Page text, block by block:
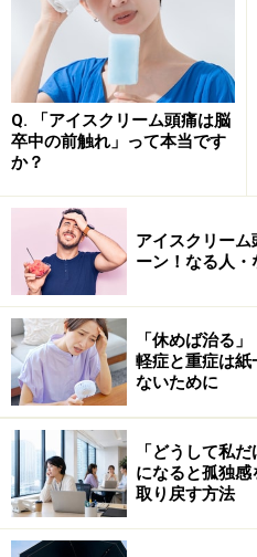
実は朝の時間帯にカフェイ
ゾールの働きに悪影響を及
問題点は大きく以下の2つに
1つ目は、カフェインがコ
しまい、それを補うために
するようになるということ。
2つ目は、朝にコーヒーを飲
性があがり、慢性的に欲す
ものです。
さらに、朝コーヒーを飲む
なってしまう、ということ
コーヒーを飲むべき
ン摂取に最適な時間帯
Q. 「アイスクリーム頭痛は脳
卒中の前触れ」って本当です
か？
アイスクリー
ーン！なる人
「休めば治る
軽症と重症は紙
ないために
「どうして私
になると孤独
取り戻す方法